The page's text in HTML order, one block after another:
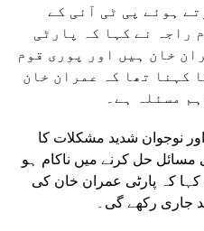
ہوئے پی ٹی آئی کے
راجہ نے کہا کہ پارٹی
خان ہیں اور پوری قوم
کہنا تھا کہ عمران خان
مسئلہ ہے۔
نوجوان شدید مشکلات کا
حل کرنے میں ناکام ہو
کہ پارٹی عمران خان کی
جاری رکھے گی۔